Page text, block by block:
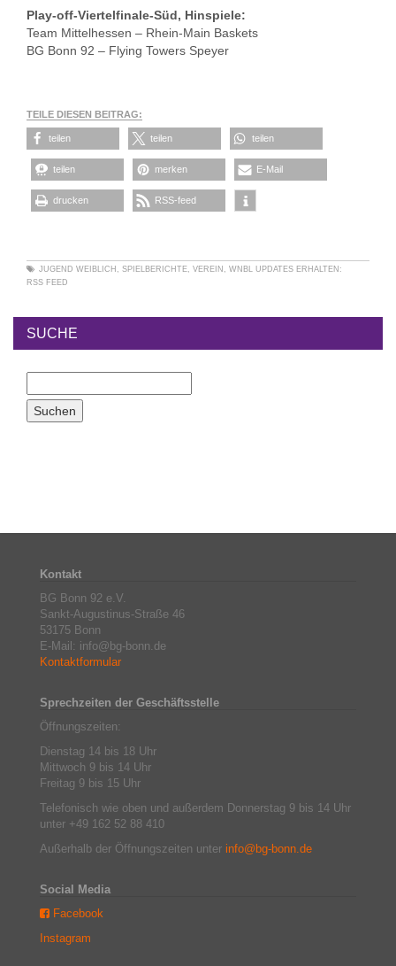
Play-off-Viertelfinale-Süd, Hinspiele:
Team Mittelhessen – Rhein-Main Baskets
BG Bonn 92 – Flying Towers Speyer
TEILE DIESEN BEITRAG:
teilen teilen teilen
teilen merken E-Mail
drucken RSS-feed
JUGEND WEIBLICH , SPIELBERICHTE, VEREIN , WNBL UPDATES ERHALTEN:
RSS FEED
SUCHE
Kontakt
BG Bonn 92 e.V.
Sankt-Augustinus-Straße 46
53175 Bonn
E-Mail: info@bg-bonn.de
Kontaktformular
Sprechzeiten der Geschäftsstelle
Öffnungszeiten:
Dienstag 14 bis 18 Uhr
Mittwoch 9 bis 14 Uhr
Freitag 9 bis 15 Uhr
Telefonisch wie oben und außerdem Donnerstag 9 bis 14 Uhr
unter +49 162 52 88 410
Außerhalb der Öffnungszeiten unter info@bg-bonn.de
Social Media
Facebook
Instagram